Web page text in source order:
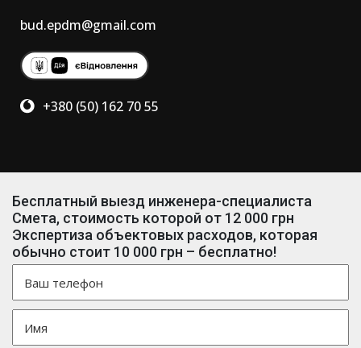
+380 (50) 162 70 55
bud.epdm@gmail.com
Бесплатный выезд инженера-специалиста
Смета, стоимость которой от 12 000 грн
Экспертиза объектовых расходов, которая
обычно стоит 10 000 грн – бесплатно!